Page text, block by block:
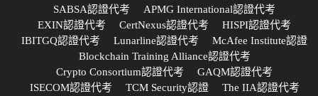
SABSA認證代考
APMG International認證代考
EXIN認證代考
CertNexus認證代考
HISPI認證代考
IBITGQ認證代考
Lunarline認證代考
McAfee Institute認證
Blockchain Training Alliance認證代考
Crypto Consortium認證代考
GAQM認證代考
ISECOM認證代考
TCM Security認證
The IIA認證代考